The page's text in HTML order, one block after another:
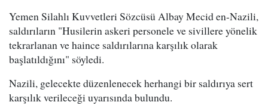
Yemen Silahlı Kuvvetleri Sözcüsü Albay Mecid en-Nazili,
saldırıların "Husilerin askeri personele ve sivillere yönelik
tekrarlanan ve haince saldırılarına karşılık olarak
başlatıldığını" söyledi.
Nazili, gelecekte düzenlenecek herhangi bir saldırıya sert
karşılık verileceği uyarısında bulundu.